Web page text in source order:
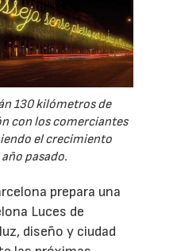
130 kilómetros de
con los comerciantes
el crecimiento
pasado.
prepara una
Luces de
diseño y ciudad